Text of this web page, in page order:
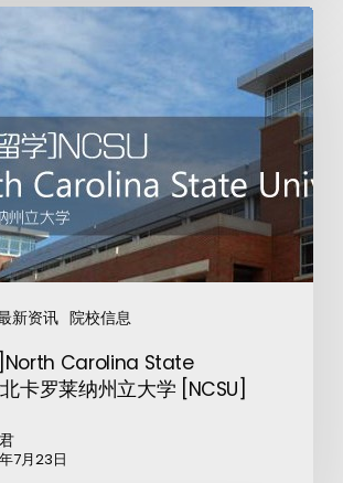
新资讯 院校信息
Carolina State
卡罗莱纳州立大学 [NCSU]
7月23日